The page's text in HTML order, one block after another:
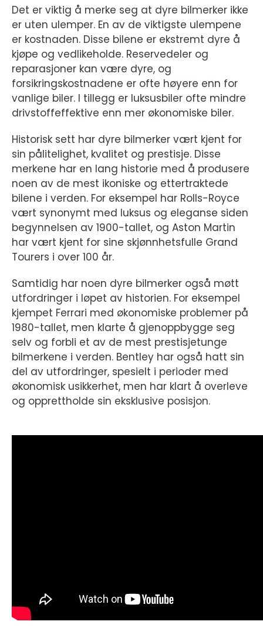
Det er viktig å merke seg at dyre bilmerker ikke
er uten ulemper. En av de viktigste ulempene
er kostnaden. Disse bilene er ekstremt dyre å
kjøpe og vedlikeholde. Reservedeler og
reparasjoner kan være dyre, og
forsikringskostnadene er ofte høyere enn for
vanlige biler. I tillegg er luksusbiler ofte mindre
drivstoffeffektive enn mer økonomiske biler.
Historisk sett har dyre bilmerker vært kjent for
sin pålitelighet, kvalitet og prestisje. Disse
merkene har en lang historie med å produsere
noen av de mest ikoniske og ettertraktede
bilene i verden. For eksempel har Rolls-Royce
vært synonymt med luksus og eleganse siden
begynnelsen av 1900-tallet, og Aston Martin
har vært kjent for sine skjønnhetsfulle Grand
Tourers i over 100 år.
Samtidig har noen dyre bilmerker også møtt
utfordringer i løpet av historien. For eksempel
kjempet Ferrari med økonomiske problemer på
1980-tallet, men klarte å gjenoppbygge seg
selv og forbli et av de mest prestisjetunge
bilmerkene i verden. Bentley har også hatt sin
del av utfordringer, spesielt i perioder med
økonomisk usikkerhet, men har klart å overleve
og opprettholde sin eksklusive posisjon.